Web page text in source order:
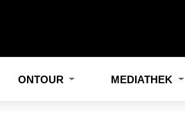
ONTOUR MEDIATHEK